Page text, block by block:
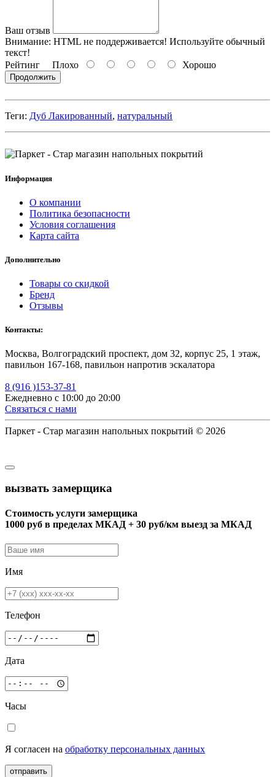
Ваш отзыв
Внимание: HTML не поддерживается! Используйте обычный
текст!
Рейтинг Плохо Хорошо
Продолжить
Теги: Дуб Лакированный, натуральный
Информация
О компании
Политика безопасности
Условия соглашения
Карта сайта
Дополнительно
Товары со скидкой
Бренд
Отзывы
Контакты:
Москва, Волгоградский проспект, дом 32, корпус 25, 1 этаж,
павильон 167-168, павильон напротив эскалатора
8 (916 )153-37-81
Ежедневно с 10:00 до 20:00
Связаться с нами
Паркет - Стар магазин напольных покрытий © 2026
вызвать замерщика
Стоимость услуги замерщика
1000 руб в пределах МКАД + 30 руб/км выезд за МКАД
Имя
Телефон
Дата
Часы
Я согласен на обработку персональных данных
отправить